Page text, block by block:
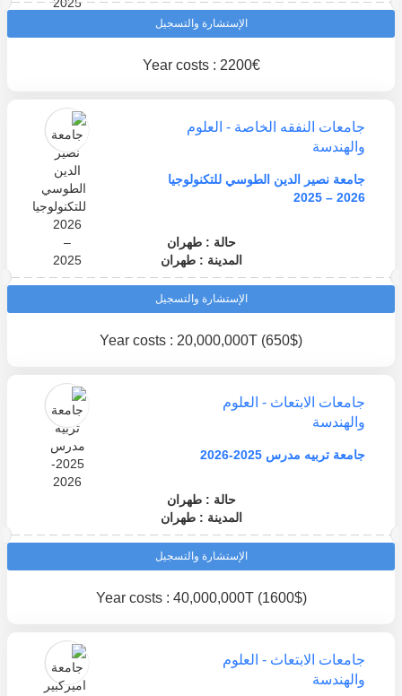
الإستشارة والتسجيل
Year costs : 2200€
جامعات النفقه الخاصة - العلوم
والهندسة
جامعة نصير الدين الطوسي للتكنولوجيا
2026 – 2025
حالة : طهران
المدينة : طهران
الإستشارة والتسجيل
Year costs : 20,000,000T (650$)
جامعات الابتعاث - العلوم
والهندسة
جامعة تربيه مدرس 2025-2026
حالة : طهران
المدينة : طهران
الإستشارة والتسجيل
Year costs : 40,000,000T (1600$)
جامعات الابتعاث - العلوم
والهندسة